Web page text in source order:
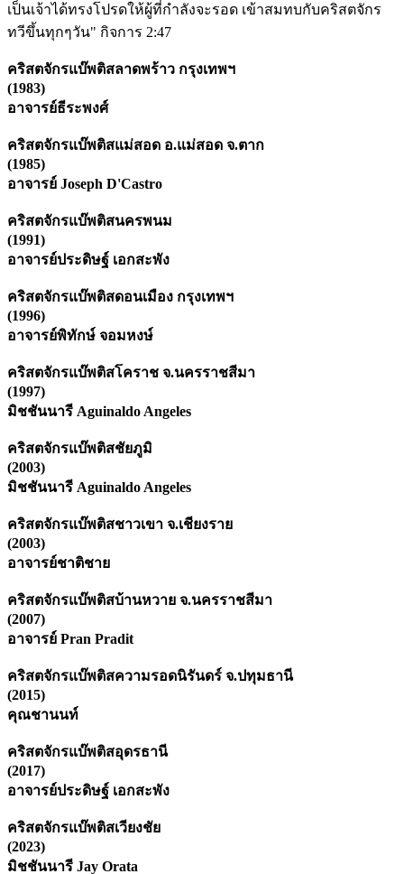
เป็นเจ้าได้ทรงโปรดให้ผู้ที่กำลังจะรอด เข้าสมทบกับคริสตจักร
ทวีขึ้นทุกๆวัน" กิจการ 2:47
คริสตจักรแบ๊พติสลาดพร้าว กรุงเทพฯ
(1983)
อาจารย์ธีระพงศ์
คริสตจักรแบ๊พติสแม่สอด อ.แม่สอด จ.ตาก
(1985)
อาจารย์ Joseph D'Castro
คริสตจักรแบ๊พติสนครพนม
(1991)
อาจารย์ประดิษฐ์ เอกสะพัง
คริสตจักรแบ๊พติสดอนเมือง กรุงเทพฯ
(1996)
อาจารย์พิทักษ์ จอมหงษ์
คริสตจักรแบ๊พติสโคราช จ.นครราชสีมา
(1997)
มิชชันนารี Aguinaldo Angeles
คริสตจักรแบ๊พติสชัยภูมิ
(2003)
มิชชันนารี Aguinaldo Angeles
คริสตจักรแบ๊พติสชาวเขา จ.เชียงราย
(2003)
อาจารย์ชาติชาย
คริสตจักรแบ๊พติสบ้านหวาย จ.นครราชสีมา
(2007)
อาจารย์ Pran Pradit
คริสตจักรแบ๊พติสความรอดนิรันดร์ จ.ปทุมธานี
(2015)
คุณชานนท์
คริสตจักรแบ๊พติสอุดรธานี
(2017)
อาจารย์ประดิษฐ์ เอกสะพัง
คริสตจักรแบ๊พติสเวียงชัย
(2023)
มิชชันนารี Jay Orata